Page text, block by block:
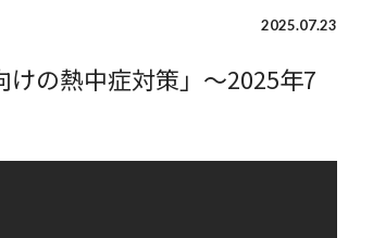
2025.07.23
の熱中症対策」～2025年7